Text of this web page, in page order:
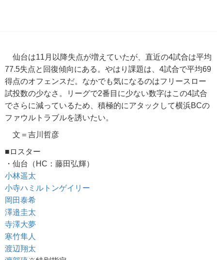
仙台は11月以降失点が増えていたが、直近の4試合は平均
77.5失点と回復傾向にある。やはり課題は、4試合で平均69
得点のオフェンスだ。なかでも気になるのはフリースロー
試投数の少なさ。リーグで2番目に少ない数字はこの4試合
でさらに減っているため、積極的にアタックして横浜BCの
ファウルトラブルを誘いたい。
文＝吉川哲彦
■ロスター
・仙台（HC：藤田弘輝）
小林遥太
小寺ハミルトンゲイリー
岡田泰希
澤邉圭太
寺澤大夢
寒竹隼人
渡辺翔太